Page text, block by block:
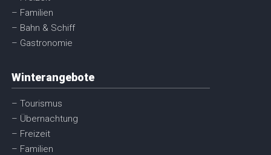
– Familien
– Bahn & Schiff
– Gastronomie
Winterangebote
– Tourismus
– Übernachtung
– Freizeit
– Familien